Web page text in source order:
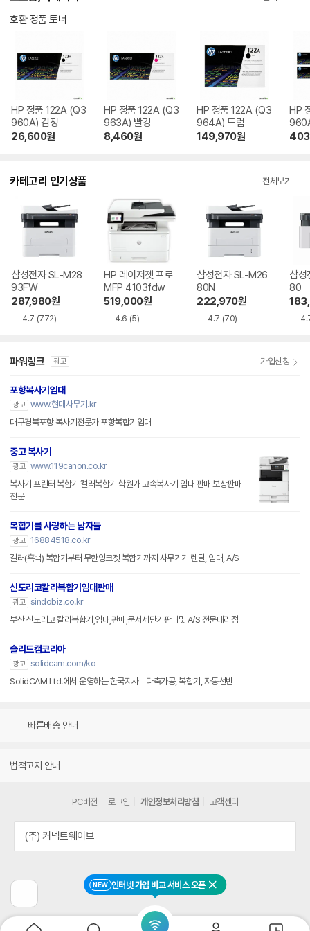
NEW 인터넷 가입 비교 서비스 오픈 닫기
호환 정품 토너
HP 정품 122A (Q3
960A) 검정
26,600원
HP 정품 122A (Q3
963A) 빨강
8,460원
HP 정품 122A (Q3
964A) 드럼
149,970원
HP
카테고리 인기상품 전체보기
삼성전자 SL-M28
93FW
287,980원
4.7 (772)
HP 레이저젯 프로
MFP 4103fdw
519,000원
4.6 (5)
삼성전자 SL-M26
80N
222,970원
4.7 (70)
삼
80
파워링크 광고 가입신청
포항복사기임대
광고 www.현대사무기.kr
대구경북포항 복사기전문가 포항복합기임대
중고 복사기
광고 www.119canon.co.kr
복사기 프린터 복합기 컬러복합기 학원가 고속복사기 임대 판매 보상판매
전문
복합기를 사랑하는 남자들
광고 16884518.co.kr
컬러(흑백) 복합기부터 무한잉크젯 복합기까지 사무기기 렌탈, 임대, A/S
신도리코칼라복합기임대판매
광고 sindobiz.co.kr
부산 신도리코 칼라복합기,임대,판매,문서세단기판매및 A/S 전문대리점
솔리드캠코리아
광고 solidcam.com/ko
SolidCAM Ltd.에서 운영하는 한국지사 - 다축가공, 복합기, 자동선반
빠른배송 안내
법적고지 안내
전
페
이
PC버전 로그인 개인정보처리방침 고객센터
(주) 커넥트웨이브